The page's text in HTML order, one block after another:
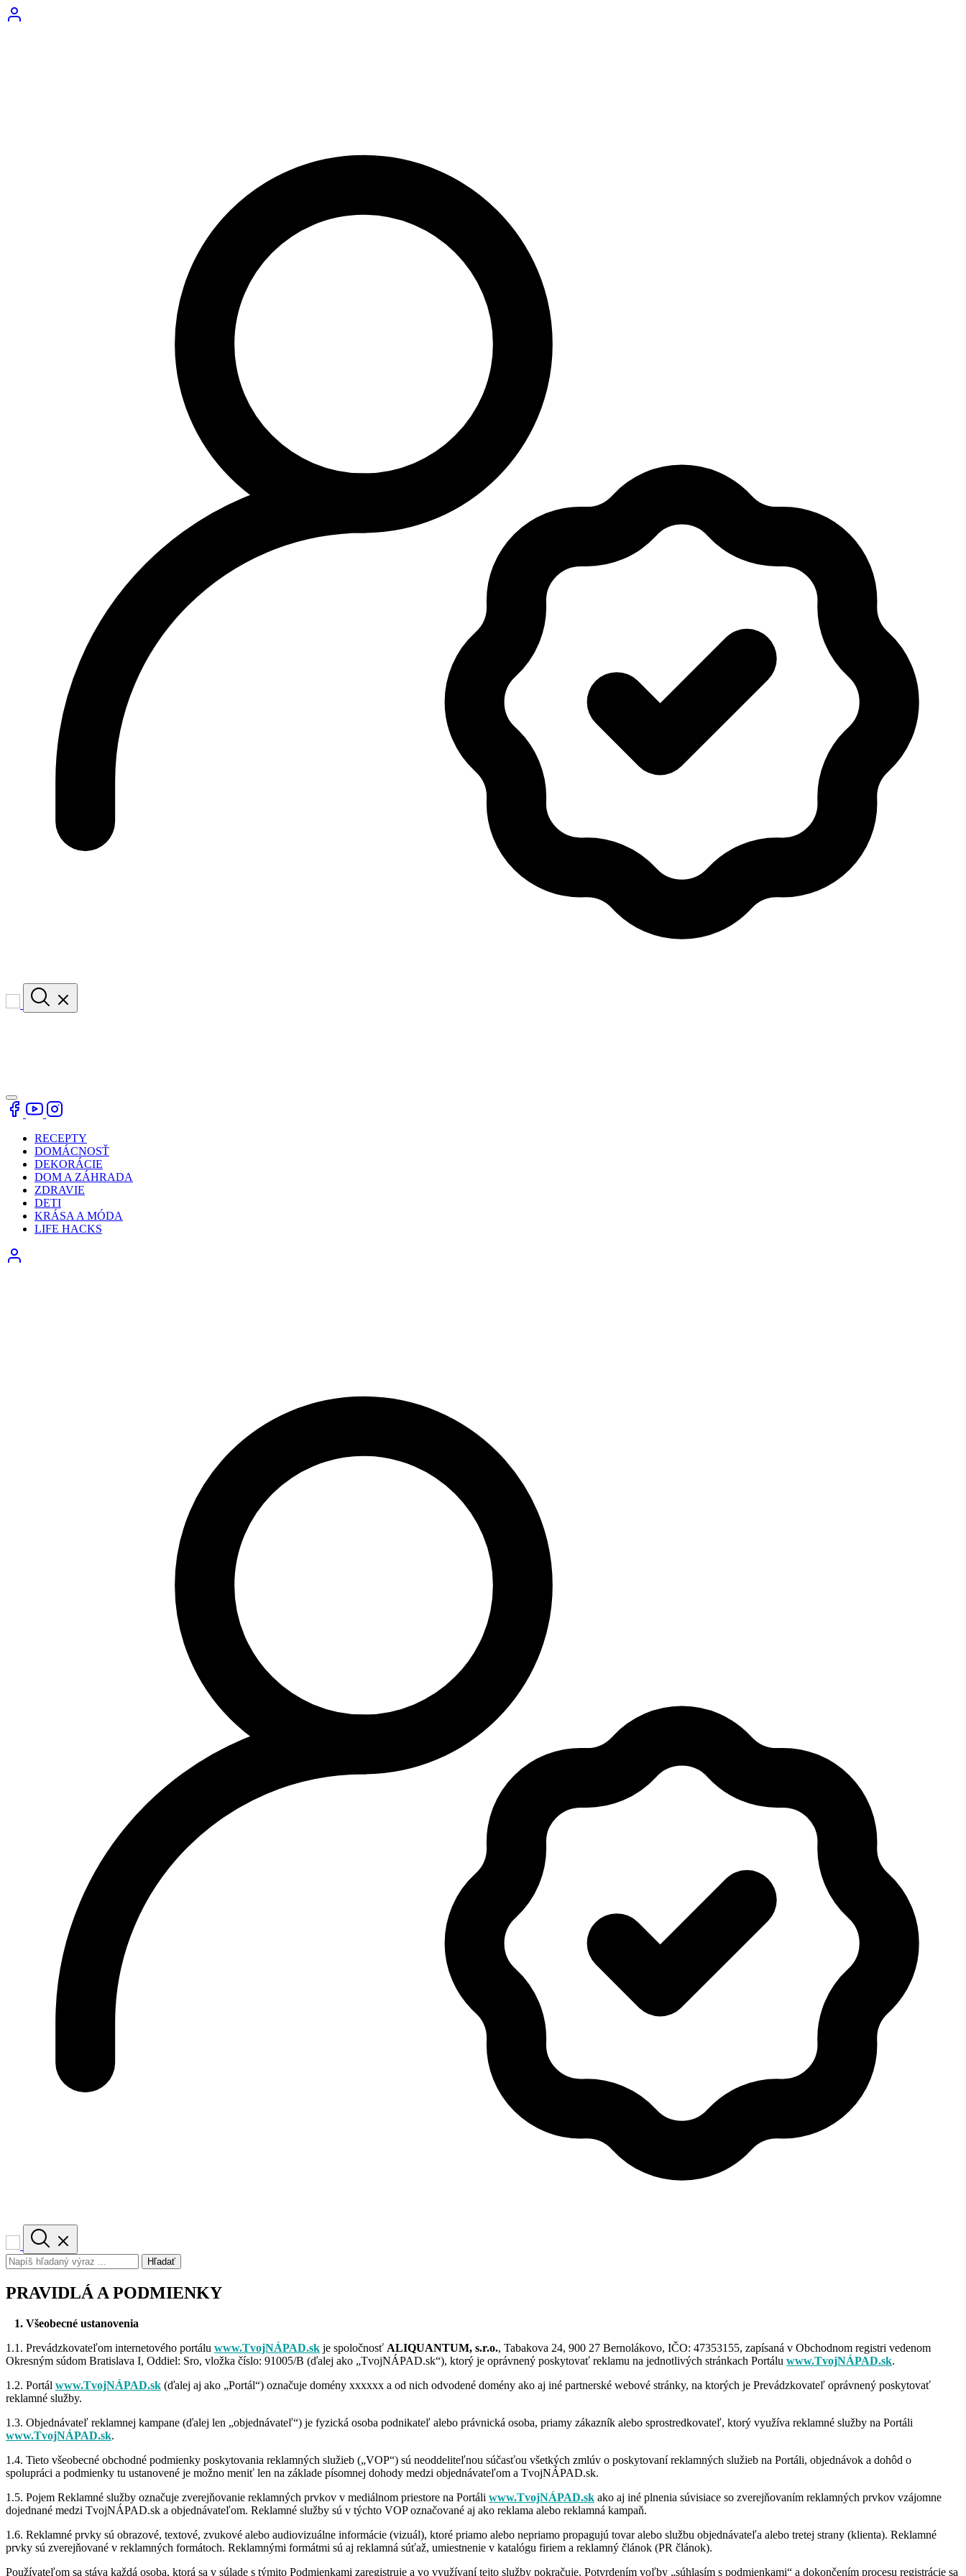
RECEPTY
DOMÁCNOSŤ
DEKORÁCIE
DOM A ZÁHRADA
ZDRAVIE
DETI
KRÁSA A MÓDA
LIFE HACKS
Hľadať
PRAVIDLÁ A PODMIENKY
1. Všeobecné ustanovenia
1.1. Prevádzkovateľom internetového portálu www.TvojNÁPAD.sk je spoločnosť ALIQUANTUM, s.r.o., Tabakova 24, 900 27 Bernolákovo, IČO: 47353155, zapísaná v Obchodnom registri vedenom
Okresným súdom Bratislava I, Oddiel: Sro, vložka číslo: 91005/B (ďalej ako „TvojNÁPAD.sk“), ktorý je oprávnený poskytovať reklamu na jednotlivých stránkach Portálu www.TvojNÁPAD.sk.
1.2. Portál www.TvojNÁPAD.sk (ďalej aj ako „Portál“) označuje domény xxxxxx a od nich odvodené domény ako aj iné partnerské webové stránky, na ktorých je Prevádzkovateľ oprávnený poskytovať
reklamné služby.
1.3. Objednávateľ reklamnej kampane (ďalej len „objednávateľ“) je fyzická osoba podnikateľ alebo právnická osoba, priamy zákazník alebo sprostredkovateľ, ktorý využíva reklamné služby na Portáli
www.TvojNÁPAD.sk.
1.4. Tieto všeobecné obchodné podmienky poskytovania reklamných služieb („VOP“) sú neoddeliteľnou súčasťou všetkých zmlúv o poskytovaní reklamných služieb na Portáli, objednávok a dohôd o
spolupráci a podmienky tu ustanovené je možno meniť len na základe písomnej dohody medzi objednávateľom a TvojNÁPAD.sk.
1.5. Pojem Reklamné služby označuje zverejňovanie reklamných prvkov v mediálnom priestore na Portáli www.TvojNÁPAD.sk ako aj iné plnenia súvisiace so zverejňovaním reklamných prvkov vzájomne
dojednané medzi TvojNÁPAD.sk a objednávateľom. Reklamné služby sú v týchto VOP označované aj ako reklama alebo reklamná kampaň.
1.6. Reklamné prvky sú obrazové, textové, zvukové alebo audiovizuálne informácie (vizuál), ktoré priamo alebo nepriamo propagujú tovar alebo službu objednávateľa alebo tretej strany (klienta). Reklamné
prvky sú zverejňované v reklamných formátoch. Reklamnými formátmi sú aj reklamná súťaž, umiestnenie v katalógu firiem a reklamný článok (PR článok).
Používateľom sa stáva každá osoba, ktorá sa v súlade s týmito Podmienkami zaregistruje a vo využívaní tejto služby pokračuje. Potvrdením voľby „súhlasím s podmienkami“ a dokončením procesu registrácie sa